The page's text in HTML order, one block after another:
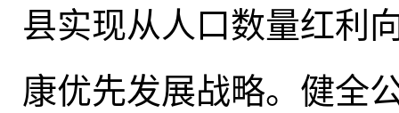
县实现从人口数量红利
康优先发展战略。健全